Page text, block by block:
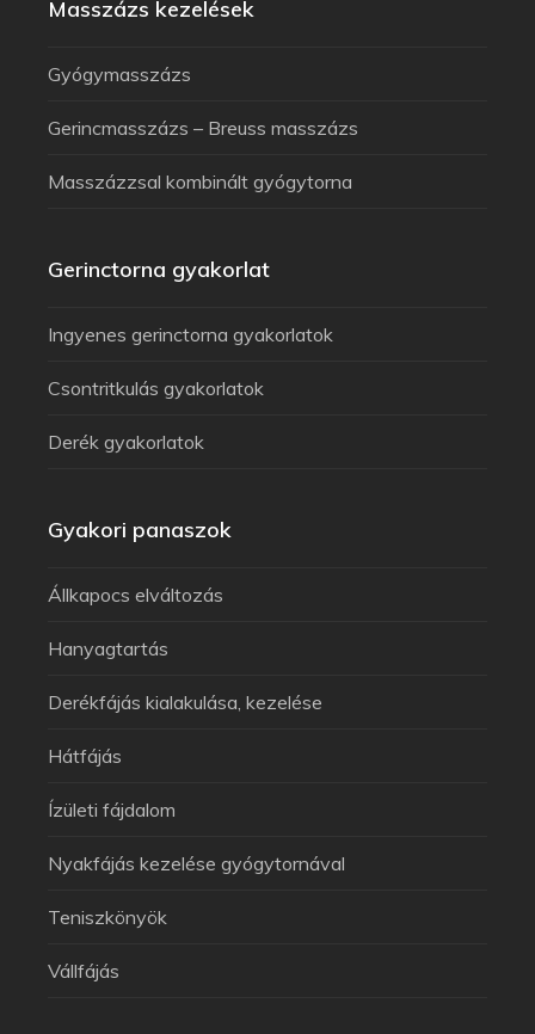
Masszázs kezelések
Gyógymasszázs
Gerincmasszázs – Breuss masszázs
Masszázzsal kombinált gyógytorna
Gerinctorna gyakorlat
Ingyenes gerinctorna gyakorlatok
Csontritkulás gyakorlatok
Derék gyakorlatok
Gyakori panaszok
Állkapocs elváltozás
Hanyagtartás
Derékfájás kialakulása, kezelése
Hátfájás
Ízületi fájdalom
Nyakfájás kezelése gyógytornával
Teniszkönyök
Vállfájás